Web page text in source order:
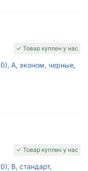
✓ Товар куплен у нас
A, эконом, черные,
✓ Товар куплен у нас
B, стандарт,